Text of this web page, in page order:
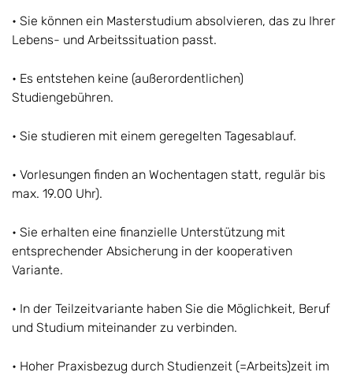
• Sie können ein Masterstudium absolvieren, das zu Ihrer
Lebens- und Arbeitssituation passt.
• Es entstehen keine (außerordentlichen)
Studiengebühren.
• Sie studieren mit einem geregelten Tagesablauf.
• Vorlesungen finden an Wochentagen statt, regulär bis
max. 19.00 Uhr).
• Sie erhalten eine finanzielle Unterstützung mit
entsprechender Absicherung in der kooperativen
Variante.
• In der Teilzeitvariante haben Sie die Möglichkeit, Beruf
und Studium miteinander zu verbinden.
• Hoher Praxisbezug durch Studienzeit (=Arbeits)zeit im